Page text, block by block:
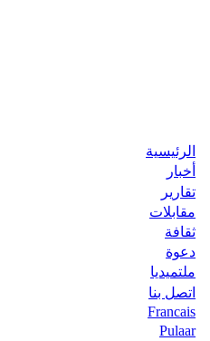
الرئيسية
أخبار
تقارير
مقابلات
ثقافة
دعوة
ملتميديا
اتصل بنا
Francais
Pulaar